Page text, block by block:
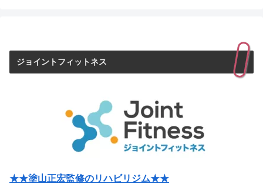
ジョイントフィットネス
★★塗山正宏監修のリハビリジム★★